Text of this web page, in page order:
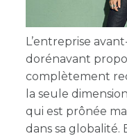
L’entreprise
dorénavant
complètement
la seule
qui est prônée
dans sa globalité.